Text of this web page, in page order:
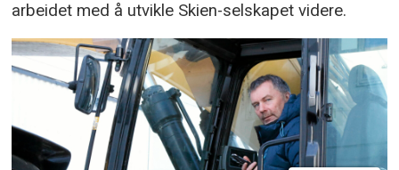
arbeidet med å utvikle Skien-selskapet videre.